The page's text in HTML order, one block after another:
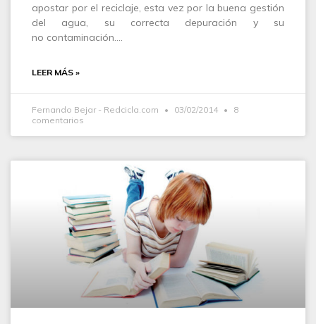
apostar por el reciclaje, esta vez por la buena gestión
del agua, su correcta depuración y su
no contaminación.…
LEER MÁS »
Fernando Bejar - Redcicla.com 03/02/2014
8
comentarios